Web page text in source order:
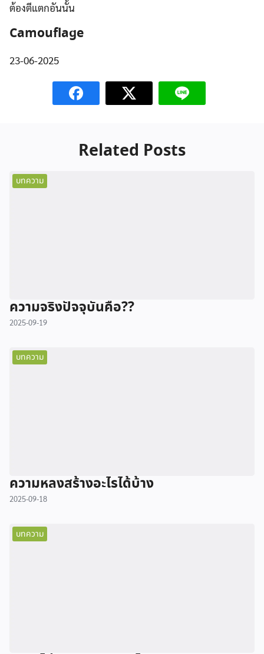
ต้องตีแตกอันนั้น
Camouflage
23-06-2025
Related Posts
บทความ
ความจริงปัจจุบันคือ??
2025-09-19
บทความ
ความหลงสร้างอะไรได้บ้าง
2025-09-18
บทความ